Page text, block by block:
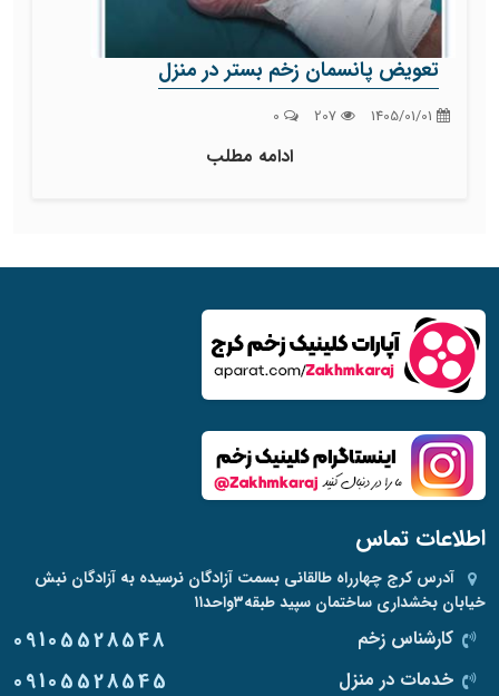
تعویض پانسمان زخم بستر در منزل
ادامه مطلب
اطلاعات تماس
آدرس کرج چهارراه طالقانی بسمت آزادگان نرسیده به آزادگان نبش
خیابان بخشداری ساختمان سپید طبقه۳واحد۱۱
کارشناس زخم 09105528548
خدمات در منزل 09105528545